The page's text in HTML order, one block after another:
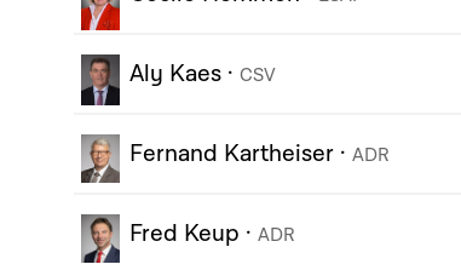
Aly Kaes · CSV
Fernand Kartheiser · ADR
Fred Keup · ADR